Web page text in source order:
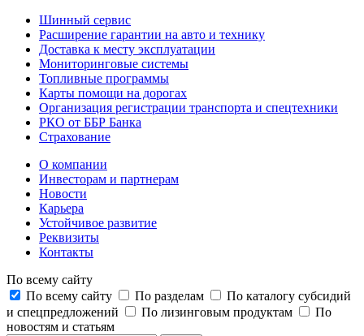
Шинный сервис
Расширение гарантии на авто и технику
Доставка к месту эксплуатации
Мониторинговые системы
Топливные программы
Карты помощи на дорогах
Организация регистрации транспорта и спецтехники
РКО от ББР Банка
Страхование
О компании
Инвесторам и партнерам
Новости
Карьера
Устойчивое развитие
Реквизиты
Контакты
По всему сайту
По всему сайту
По разделам
По каталогу субсидий
и спецпредложений
По лизинговым продуктам
По
новостям и статьям